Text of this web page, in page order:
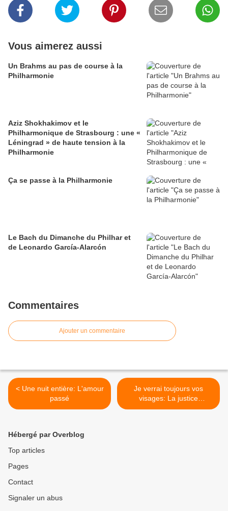
Vous aimerez aussi
Un Brahms au pas de course à la
Philharmonie
Aziz Shokhakimov et le
Philharmonique de Strasbourg : une «
Léningrad » de haute tension à la
Philharmonie
Ça se passe à la Philharmonie
Le Bach du Dimanche du Philhar et
de Leonardo García-Alarcón
Commentaires
Ajouter un commentaire
< Une nuit entière: L'amour
passé
Je verrai toujours vos
visages: La justice
restaurative pour les braves
Hébergé par Overblog
Top articles
Pages
Contact
Signaler un abus